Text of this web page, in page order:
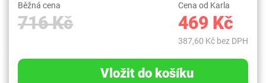
Běžná cena
716 Kč
Cena od Karla
469 Kč
387,60 Kč bez DPH
Vložit do košíku